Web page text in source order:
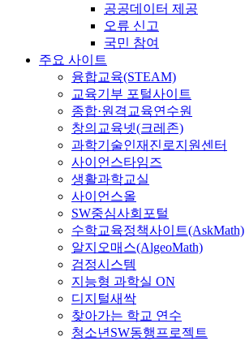
공공데이터 제공
오류 신고
국민 참여
주요 사이트
융합교육(STEAM)
교육기부 포털사이트
종합·원격교육연수원
창의교육넷(크레존)
과학기술인재진로지원센터
사이언스타임즈
생활과학교실
사이언스올
SW중심사회포털
수학교육정책사이트(AskMath)
알지오매스(AlgeoMath)
검정시스템
지능형 과학실 ON
디지털새싹
찾아가는 학교 연수
청소년SW동행프로젝트